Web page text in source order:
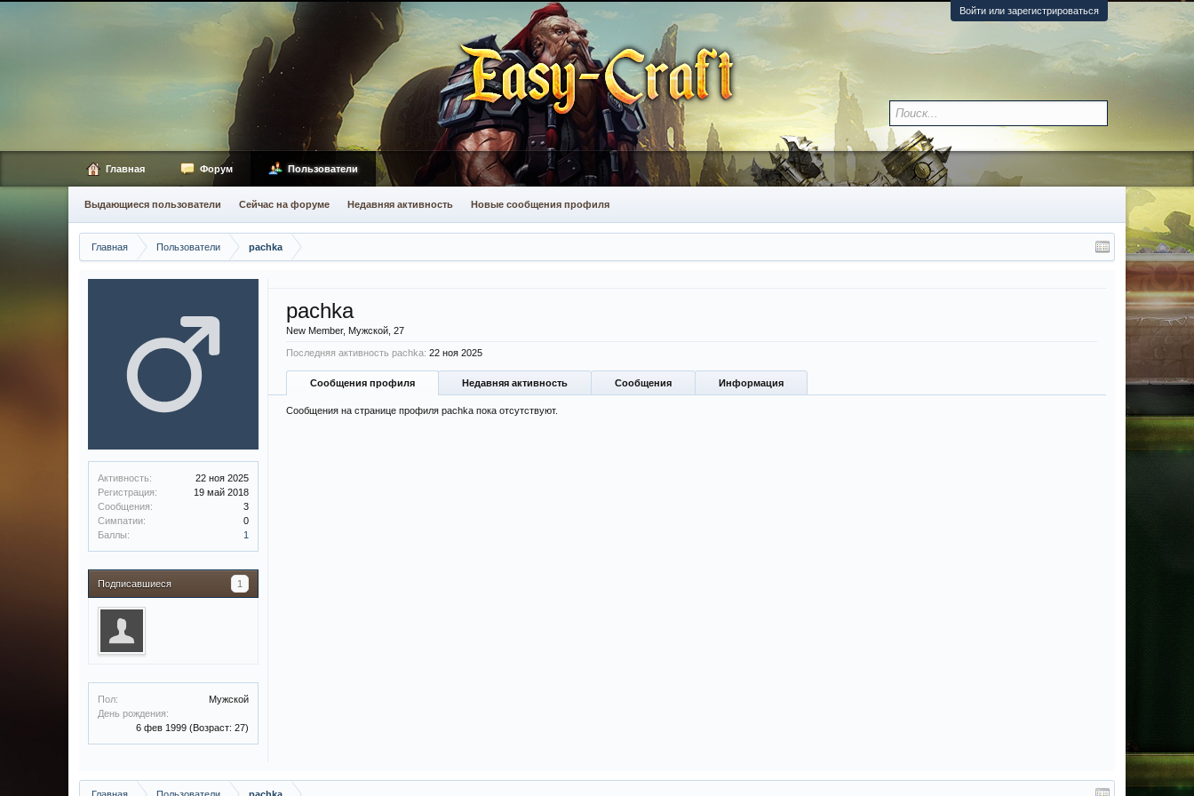
Войти или зарегистрироваться
Главная Пользователи pachka
Активность:
22 ноя 2025
Регистрация:
19 май 2018
Сообщения:
3
Симпатии:
0
Баллы:
1
Подписавшиеся 1
Пол:
Мужской
День рождения:
6 фев 1999 (Возраст: 27)
pachka
New Member, Мужской, 27
Последняя активность pachka: 22 ноя 2025
Сообщения профиля Недавняя активность Сообщения Информация
Сообщения на странице профиля pachka пока отсутствуют.
Главная Форум Пользователи
Выдающиеся пользователи Сейчас на форуме Недавняя активность Новые сообщения профиля